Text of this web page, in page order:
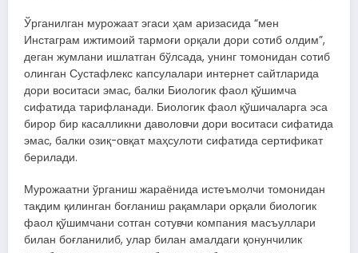
Ўрганилган мурожаат эгаси ҳам аризасида “мен
Инстаграм ижтимоий тармоғи орқали дори сотиб олдим”,
деган жумлани ишлатган бўлсада, унинг томонидан сотиб
олинган Сустафлекс капсулалари интернет сайтларида
дори воситаси эмас, балки Биологик фаол қўшимча
сифатида тарифланади. Биологик фаол қўшичаларга эса
бирор бир касалликни даволовчи дори воситаси сифатида
эмас, балки озиқ-овқат маҳсулоти сифатида сертификат
берилади.
Мурожаатни ўрганиш жараёнида истеъмолчи томонидан
тақдим қилинган боғланиш рақамлари орқали биологик
фаол қўшимчани сотган сотувчи компания масъуллари
билан боғланилиб, улар билан амалдаги қонунчилик